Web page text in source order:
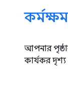
আপনার
কার্যকর দৃশ্য